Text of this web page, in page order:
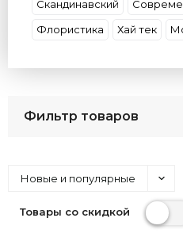
Скандинавский
Флористика
Хай тек
Фильтр товаров
Новые и популярные
Товары со скидкой